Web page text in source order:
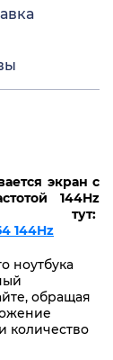
экран с
144Hz
144Hz
ноутбука
обращая
количество